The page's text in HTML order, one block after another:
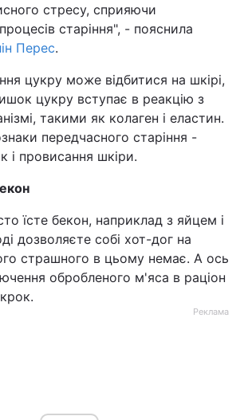
стресу, сприяючи
старіння", - пояснила
Перес.
цукру може відбитися на шкірі,
цукру вступає в реакцію з
такими як колаген і еластин.
передчасного старіння -
і провисання шкіри.
їсте бекон, наприклад з яйцем і
дозволяєте собі хот-дог на
страшного в цьому немає. А ось
обробленого м'яса в раціон
Реклама